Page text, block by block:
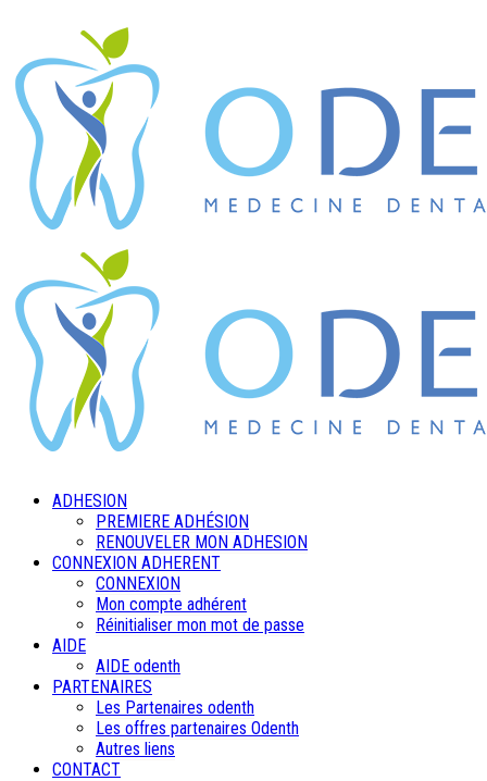
ADHESION
PREMIERE ADHÉSION
RENOUVELER MON ADHESION
CONNEXION ADHERENT
CONNEXION
Mon compte adhérent
Réinitialiser mon mot de passe
AIDE
AIDE odenth
PARTENAIRES
Les Partenaires odenth
Les offres partenaires Odenth
Autres liens
CONTACT